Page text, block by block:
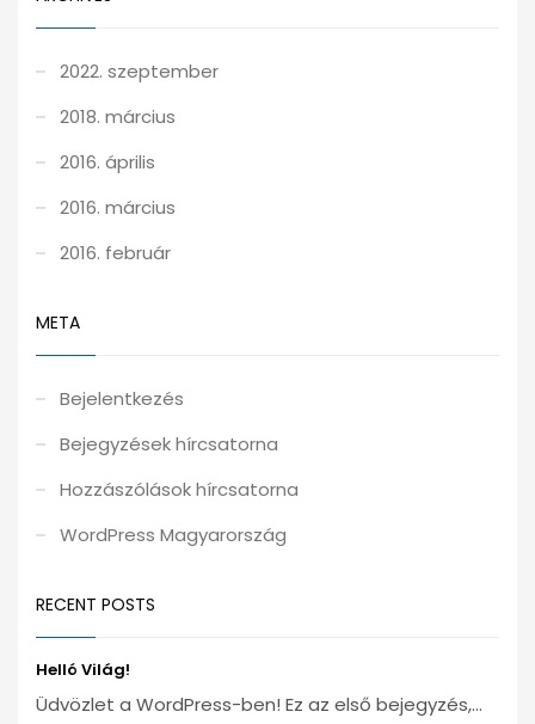
2022. szeptember
2018. március
2016. április
2016. március
2016. február
META
Bejelentkezés
Bejegyzések hírcsatorna
Hozzászólások hírcsatorna
WordPress Magyarország
RECENT POSTS
Helló Világ!
Üdvözlet a WordPress-ben! Ez az első bejegyzés,...